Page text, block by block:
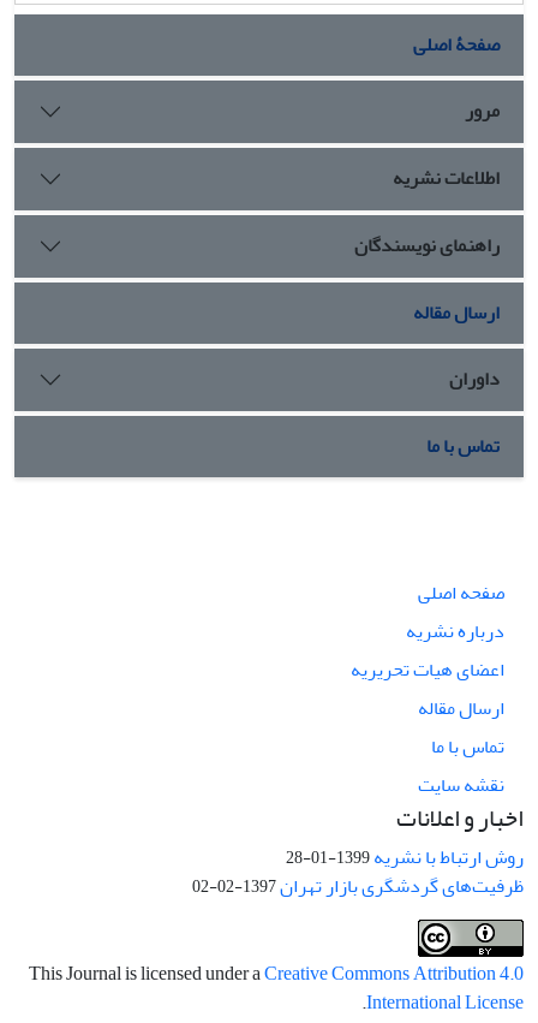
صفحۀ اصلی
مرور
اطلاعات نشریه
راهنمای نویسندگان
ارسال مقاله
داوران
تماس با ما
صفحه اصلی
درباره نشریه
اعضای هیات تحریریه
ارسال مقاله
تماس با ما
نقشه سایت
اخبار و اعلانات
روش ارتباط با نشریه1399-01-28
ظرفیت‌های گردشگری بازار تهران1397-02-02
This Journal is licensed under aCreative Commons Attribution 4.0
International License
.